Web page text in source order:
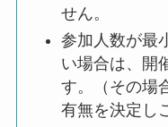
せん。
参加人数が最
い場合は、開
す。（その場
有無を決定し